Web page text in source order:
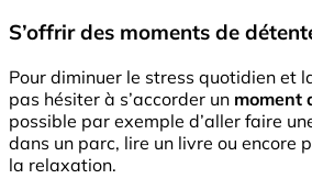
S’offrir des moments de
Pour diminuer le stress quotidien et
pas hésiter à s’accorder un moment
possible par exemple d’aller faire
dans un parc, lire un livre ou encore
la relaxation.